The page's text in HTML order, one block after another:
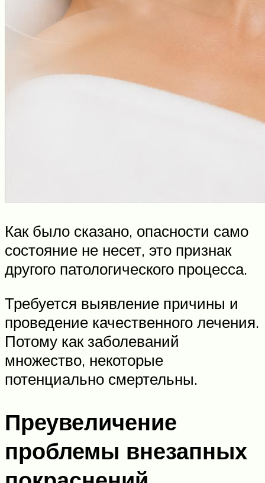
Как было сказано, опасности само
состояние не несет, это признак
другого патологического процесса.
Требуется выявление причины и
проведение качественного лечения.
Потому как заболеваний
множество, некоторые
потенциально смертельны.
Преувеличение
проблемы внезапных